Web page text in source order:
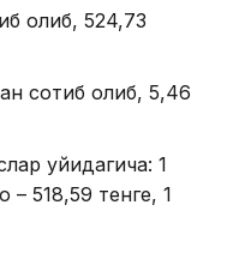
олиб, 524,73
сотиб олиб, 5,46
қуйидагича: 1
518,59 тенге, 1